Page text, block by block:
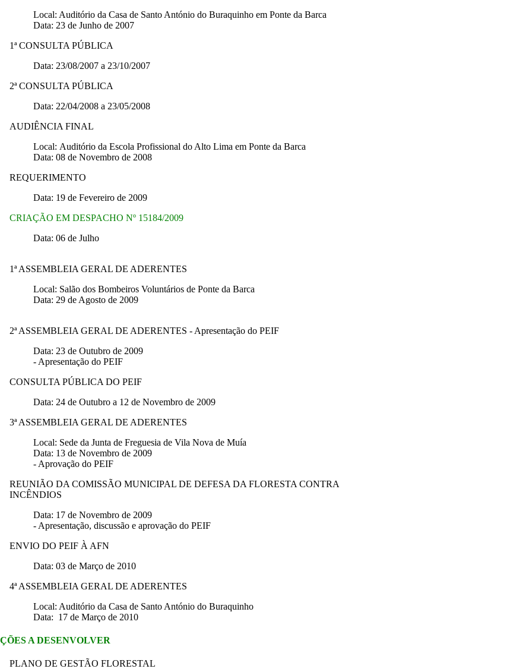
Local: Auditório da Casa de Santo António do Buraquinho em Ponte da Barca
Data: 23 de Junho de 2007
1ª CONSULTA PÚBLICA
Data: 23/08/2007 a 23/10/2007
2ª CONSULTA PÚBLICA
Data: 22/04/2008 a 23/05/2008
AUDIÊNCIA FINAL
Local: Auditório da Escola Profissional do Alto Lima em Ponte da Barca
Data: 08 de Novembro de 2008
REQUERIMENTO
Data: 19 de Fevereiro de 2009
CRIAÇÃO EM DESPACHO Nº 15184/2009
Data: 06 de Julho
1ª ASSEMBLEIA GERAL DE ADERENTES
Local: Salão dos Bombeiros Voluntários de Ponte da Barca
Data: 29 de Agosto de 2009
2ª ASSEMBLEIA GERAL DE ADERENTES - Apresentação do PEIF
Data: 23 de Outubro de 2009
- Apresentação do PEIF
CONSULTA PÚBLICA DO PEIF
Data: 24 de Outubro a 12 de Novembro de 2009
3ª ASSEMBLEIA GERAL DE ADERENTES
Local: Sede da Junta de Freguesia de Vila Nova de Muía
Data: 13 de Novembro de 2009
- Aprovação do PEIF
REUNIÃO DA COMISSÃO MUNICIPAL DE DEFESA DA FLORESTA CONTRA
INCÊNDIOS
Data: 17 de Novembro de 2009
- Apresentação, discussão e aprovação do PEIF
ENVIO DO PEIF À AFN
Data: 03 de Março de 2010
4ª ASSEMBLEIA GERAL DE ADERENTES
Local: Auditório da Casa de Santo António do Buraquinho
Data: 17 de Março de 2010
A DESENVOLVER
PLANO DE GESTÃO FLORESTAL